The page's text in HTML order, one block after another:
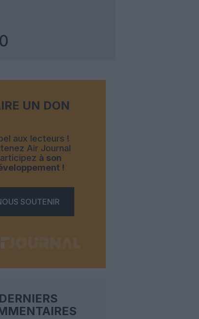
UN DON
aux lecteurs !
Air Journal
à son
!
SOUTENIR
DERNIERS